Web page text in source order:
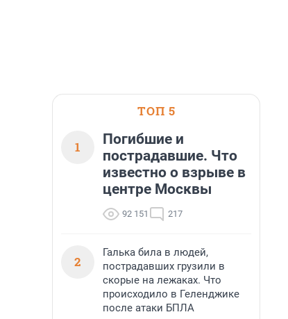
ТОП 5
1
Погибшие и
пострадавшие. Что
известно о взрыве в
центре Москвы
92 151 217
2
Галька била в людей,
пострадавших грузили в
скорые на лежаках. Что
происходило в Геленджике
после атаки БПЛА